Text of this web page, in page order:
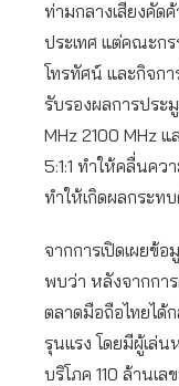
ท่ามกลางเสียงคัด
ประเทศ แต่คณะกร
โทรทัศน์ และกิจก
รับรองผลการประ
MHz 2100 MHz
5:1:1 ทำให้คลื่นคว
ทำให้เกิดผลกระท
จากการเปิดเผยข้
พบว่า หลังจากกา
ตลาดมือถือไทยได้
รุนแรง โดยมีผู้เล่
บริโภค 110 ล้านเ